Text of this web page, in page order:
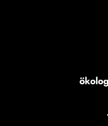
(kJ): 2131
37gdavon
36gdavon
Salz: 0,9g Bitte
alkoholfrei.